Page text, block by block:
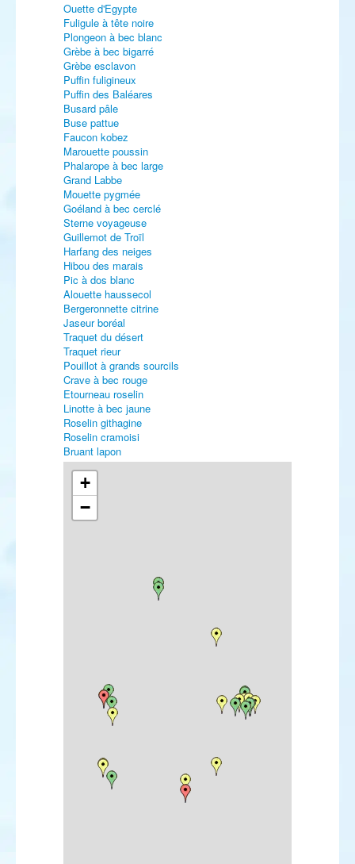
Ouette d'Egypte
Fuligule à tête noire
Plongeon à bec blanc
Grèbe à bec bigarré
Grèbe esclavon
Puffin fuligineux
Puffin des Baléares
Busard pâle
Buse pattue
Faucon kobez
Marouette poussin
Phalarope à bec large
Grand Labbe
Mouette pygmée
Goéland à bec cerclé
Sterne voyageuse
Guillemot de Troïl
Harfang des neiges
Hibou des marais
Pic à dos blanc
Alouette haussecol
Bergeronnette citrine
Jaseur boréal
Traquet du désert
Traquet rieur
Pouillot à grands sourcils
Crave à bec rouge
Etourneau roselin
Linotte à bec jaune
Roselin githagine
Roselin cramoisi
Bruant lapon
+
−